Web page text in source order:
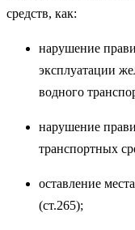
средств, как:
нарушение
эксплуатации
водного
нарушение
транспортных
оставление
(ст.265);